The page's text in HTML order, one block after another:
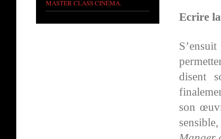
Ecrire
disent
son
MASTER CLASS CINÉMA.